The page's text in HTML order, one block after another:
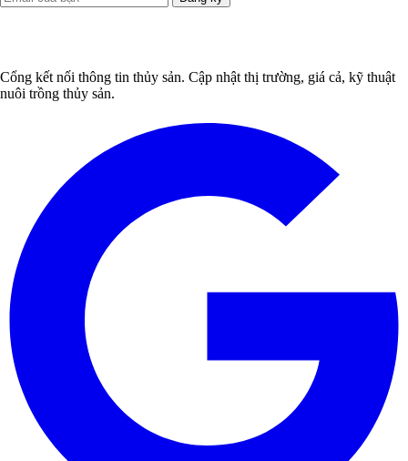
Cổng kết nối thông tin thủy sản. Cập nhật thị trường, giá cả, kỹ thuật
nuôi trồng thủy sản.